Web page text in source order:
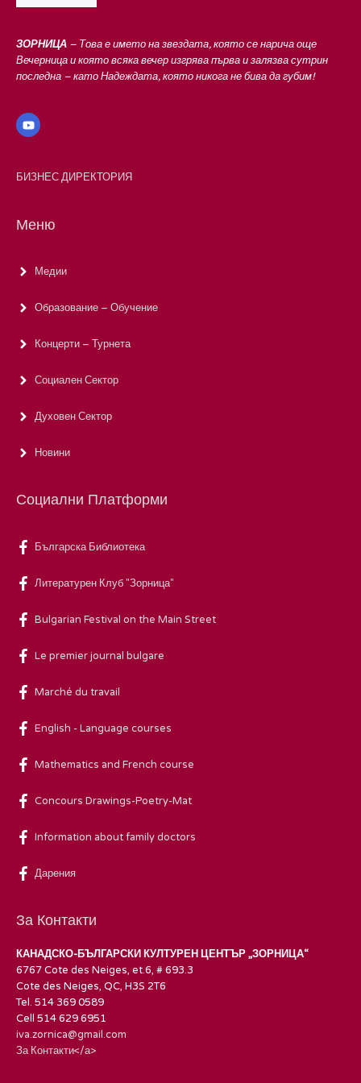
ЗОРНИЦА – Това е името на звездата, която се нарича още
Вечерница и която всяка вечер изгрява първа и залязва сутрин
последна – като Надеждата, която никога не бива да губим!
БИЗНЕС ДИРЕКТОРИЯ
Меню
Медии
Образование – Обучение
Концерти – Турнета
Социален Сектор
Духовен Сектор
Новини
Социални Платформи
Българска Библиотека
Литературен Клуб "Зорница"
Bulgarian Festival on the Main Street
Le premier journal bulgare
Marché du travail
English - Language courses
Mathematics and French course
Concours Drawings-Poetry-Mat
Information about family doctors
Дарения
За Контакти
КАНАДСКО-БЪЛГАРСКИ КУЛТУРЕН ЦЕНТЪР „ЗОРНИЦА“
6767 Cote des Neiges, et.6, # 693.3
Cote des Neiges, QC, H3S 2T6
Tel. 514 369 0589
Cell 514 629 6951
iva.zornica@gmail.com
За Контакти</а>